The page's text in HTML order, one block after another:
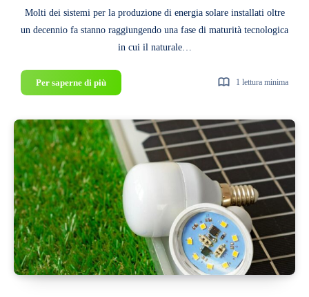
Molti dei sistemi per la produzione di energia solare installati oltre
un decennio fa stanno raggiungendo una fase di maturità tecnologica
in cui il naturale…
Per saperne di piùRevamping
Fotovoltaico:
conviene
cambiare
i
vecchi
pannelli
1 lettura minima